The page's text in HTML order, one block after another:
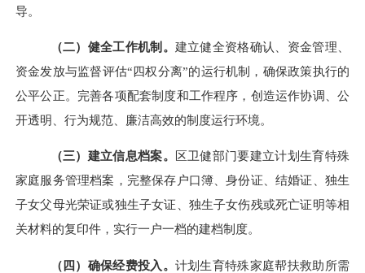
导。
（二）健全工作机制。 建立健全资格确认、资金管理、
资金发放与监督评估“四权分离”的运行机制，确保政策执行的
公平公正。完善各项配套制度和工作程序，创造运作协调、公
开透明、行为规范、廉洁高效的制度运行环境。
（三）建立信息档案。 区卫健部门要建立计划生育特殊
家庭服务管理档案，完整保存户口簿、身份证、结婚证、独生
子女父母光荣证或独生子女证、独生子女伤残或死亡证明等相
关材料的复印件，实行一户一档的建档制度。
（四）确保经费投入。 计划生育特殊家庭帮扶救助所需